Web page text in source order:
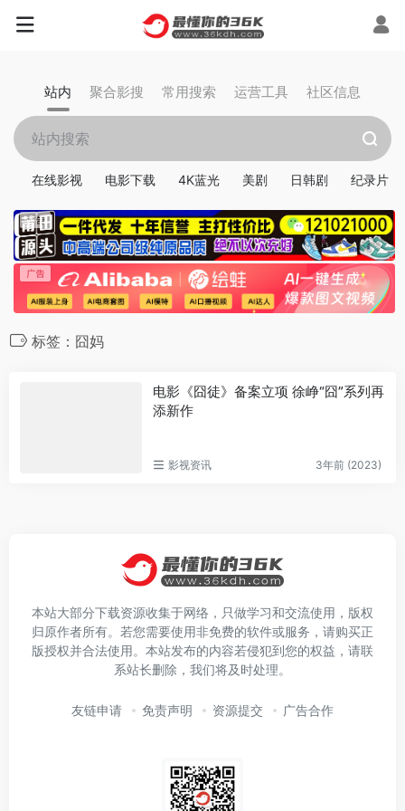
站内 聚合影搜 常用搜索 运营工具 社区信息
在线影视 电影下载 4K蓝光 美剧 日韩剧 纪录片
标签：囧妈
电影《囧徒》备案立项 徐峥“囧”系列再
添新作
影视资讯 3年前 (2023)
本站大部分下载资源收集于网络，只做学习和交流使用，版权
归原作者所有。若您需要使用非免费的软件或服务，请购买正
版授权并合法使用。本站发布的内容若侵犯到您的权益，请联
系站长删除，我们将及时处理。
友链申请 免责声明 资源提交 广告合作